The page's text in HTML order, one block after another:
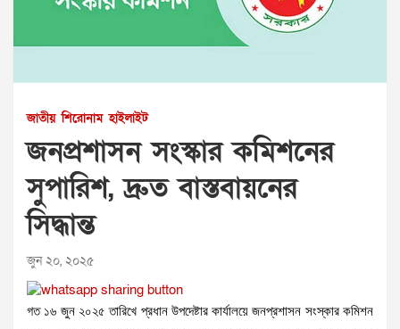
জাতীয় শিরোনাম হাইলাইট
জনপ্রশাসন সংস্কার কমিশনের
সুপারিশ, দ্রুত বাস্তবায়নের
সিদ্ধান্ত
জুন ২০, ২০২৫
গত ১৬ জুন ২০২৫ তারিখে প্রধান উপদেষ্টার কার্যালয়ে জনপ্রশাসন সংস্কার কমিশন